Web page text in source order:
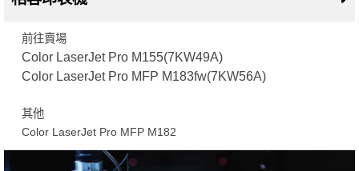
前往賣場
Color LaserJet Pro M155(7KW49A)
Color LaserJet Pro MFP M183fw(7KW56A)
其他
Color LaserJet Pro MFP M182